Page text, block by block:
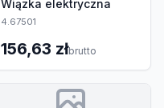
Wiązka elektryczna
4.67501
156,63 złbrutto